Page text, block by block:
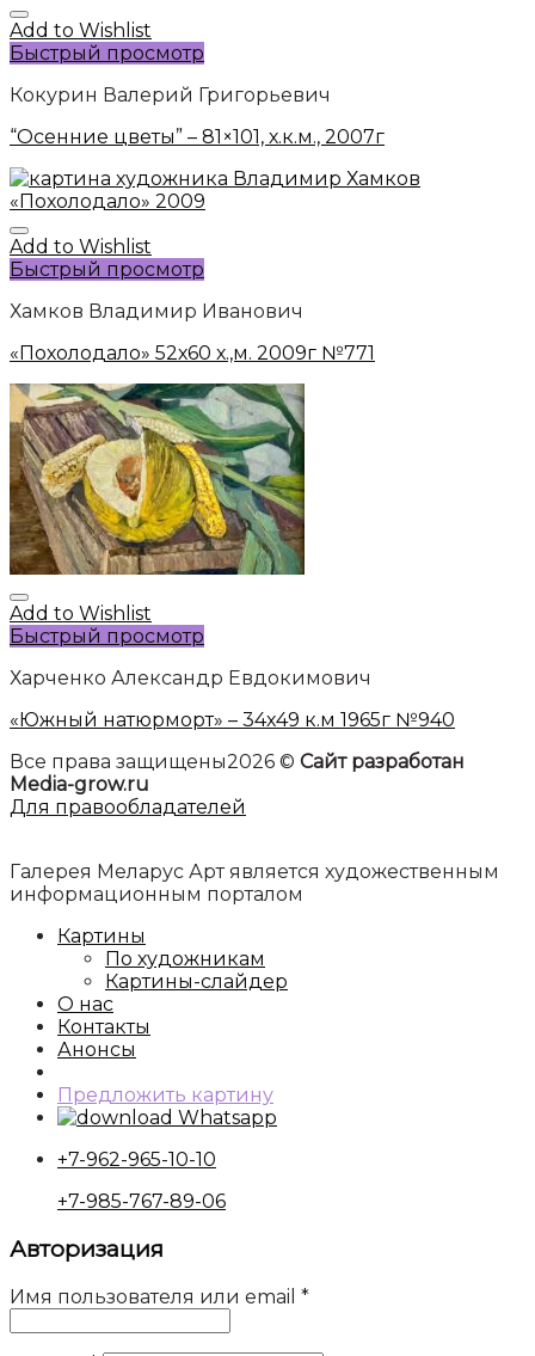
Add to Wishlist
Быстрый просмотр
Кокурин Валерий Григорьевич
“Осенние цветы” – 81×101, х.к.м., 2007г
Add to Wishlist
Быстрый просмотр
Хамков Владимир Иванович
«Похолодало» 52х60 х.,м. 2009г №771
Add to Wishlist
Быстрый просмотр
Харченко Александр Евдокимович
«Южный натюрморт» – 34х49 к.м 1965г №940
Все права защищены2026 © Сайт разработан
Media-grow.ru
Для правообладателей
Галерея Меларус Арт является художественным
информационным порталом
Картины
По художникам
Картины-слайдер
О нас
Контакты
Анонсы
Предложить картину
Whatsapp
+7-962-965-10-10
+7-985-767-89-06
Авторизация
Имя пользователя или email *